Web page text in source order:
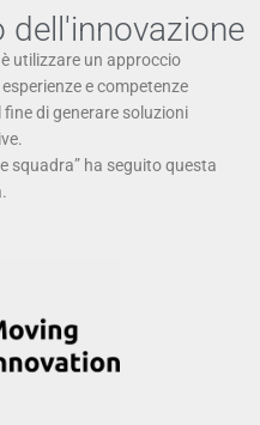
utilizzare un approccio
e competenze
di generare soluzioni
squadra” ha seguito questa